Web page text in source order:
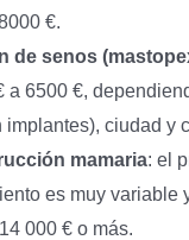
€.
de senos
a 6500 €,
implantes), ciudad y
mamaria: el
es muy variable
000 € o más.